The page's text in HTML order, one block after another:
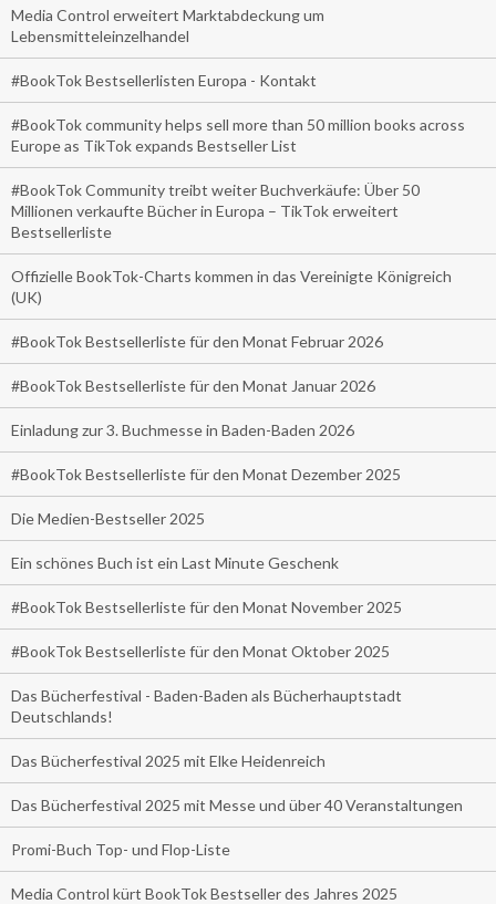
Media Control erweitert Marktabdeckung um
Lebensmitteleinzelhandel
#BookTok Bestsellerlisten Europa - Kontakt
#BookTok community helps sell more than 50 million books across
Europe as TikTok expands Bestseller List
#BookTok Community treibt weiter Buchverkäufe: Über 50
Millionen verkaufte Bücher in Europa – TikTok erweitert
Bestsellerliste
Offizielle BookTok-Charts kommen in das Vereinigte Königreich
(UK)
#BookTok Bestsellerliste für den Monat Februar 2026
#BookTok Bestsellerliste für den Monat Januar 2026
Einladung zur 3. Buchmesse in Baden-Baden 2026
#BookTok Bestsellerliste für den Monat Dezember 2025
Die Medien-Bestseller 2025
Ein schönes Buch ist ein Last Minute Geschenk
#BookTok Bestsellerliste für den Monat November 2025
#BookTok Bestsellerliste für den Monat Oktober 2025
Das Bücherfestival - Baden-Baden als Bücherhauptstadt
Deutschlands!
Das Bücherfestival 2025 mit Elke Heidenreich
Das Bücherfestival 2025 mit Messe und über 40 Veranstaltungen
Promi-Buch Top- und Flop-Liste
Media Control kürt BookTok Bestseller des Jahres 2025